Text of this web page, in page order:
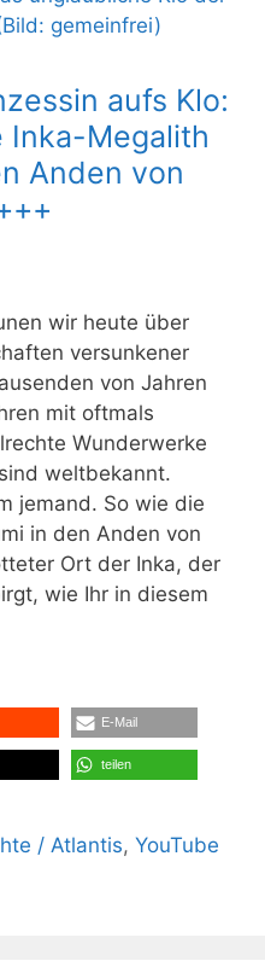
aufs Klo:
Inka-Megalith
Anden von
wir heute über
versunkener
von Jahren
mit oftmals
Wunderwerke
weltbekannt.
jemand. So wie die
in den Anden von
Ort der Inka, der
wie Ihr in diesem
E-Mail
teilen
/ Atlantis,YouTube